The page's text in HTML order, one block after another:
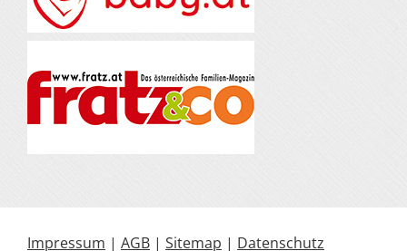
Impressum | AGB | Sitemap | Datenschutz